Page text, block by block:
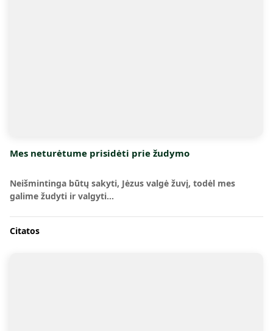
Mes neturėtume prisidėti prie žudymo
Neišmintinga būtų sakyti, Jėzus valgė žuvį, todėl mes
galime žudyti ir valgyti…
Citatos